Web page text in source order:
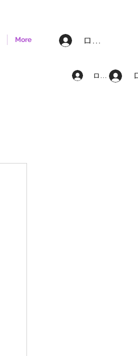
More ログイン
ログイン